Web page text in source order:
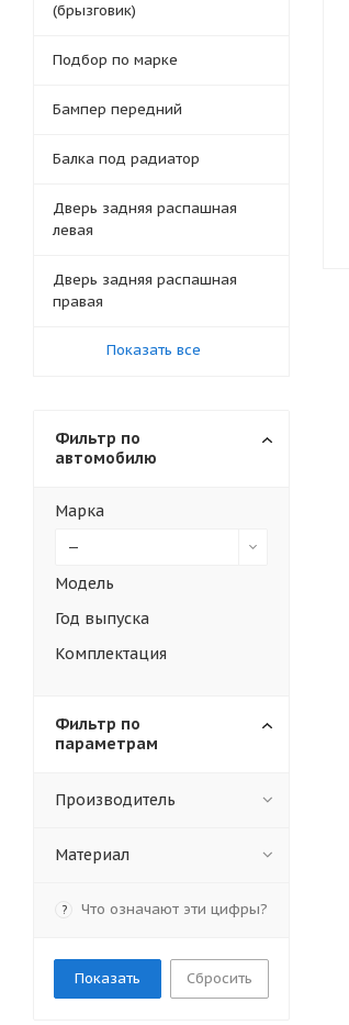
(брызговик)
Подбор по марке
Бампер передний
Балка под радиатор
Дверь задняя распашная
левая
Дверь задняя распашная
правая
Показать все
Фильтр по
автомобилю
Марка
—
Модель
Год выпуска
Комплектация
Фильтр по
параметрам
Производитель
Материал
? Что означают эти цифры?
Сбросить